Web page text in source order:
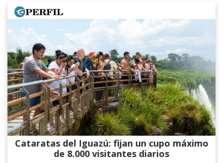
Cataratas del Iguazú: fijan un cupo máximo
de 8.000 visitantes diarios